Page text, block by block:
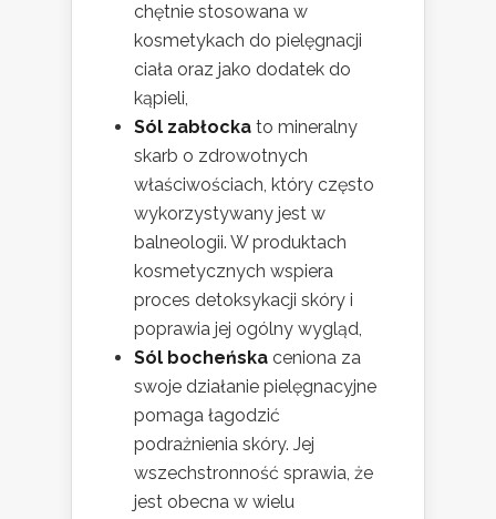
chętnie stosowana w
kosmetykach do pielęgnacji
ciała oraz jako dodatek do
kąpieli,
Sól zabłocka to mineralny
skarb o zdrowotnych
właściwościach, który często
wykorzystywany jest w
balneologii. W produktach
kosmetycznych wspiera
proces detoksykacji skóry i
poprawia jej ogólny wygląd,
Sól bocheńska ceniona za
swoje działanie pielęgnacyjne
pomaga łagodzić
podrażnienia skóry. Jej
wszechstronność sprawia, że
jest obecna w wielu